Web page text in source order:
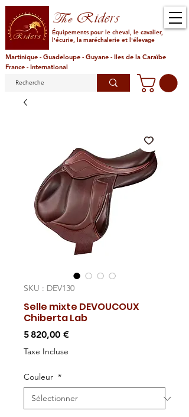
TheRiders
Équipements pour le cheval, le cavalier,
l'écurie, la maréchalerie et l'élevage
Martinique - Guadeloupe - Guyane - Iles de la Caraïbe
France - International
SKU : DEV130
Selle mixte DEVOUCOUX
Chiberta Lab
5 820,00 €Prix
Taxe Incluse
Couleur *